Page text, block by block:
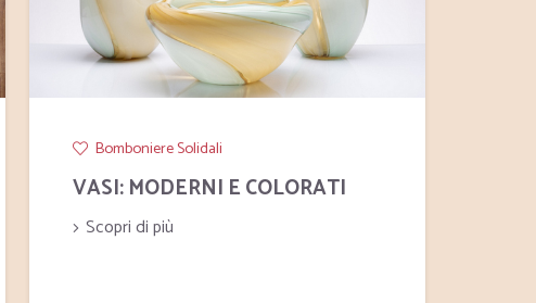
Bomboniere Solidali
VASI: MODERNI E COLORATI
Scopri di più